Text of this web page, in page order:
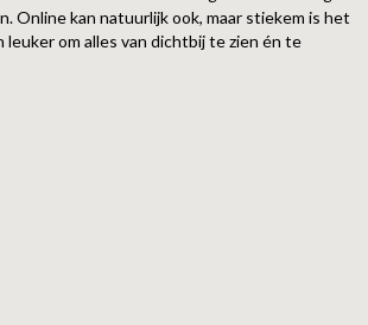
Online kan natuurlijk ook, maar stiekem is het
leuker om alles van dichtbij te zien én te